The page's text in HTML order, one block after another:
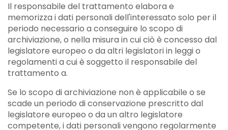
Il responsabile del trattamento elabora e
memorizza i dati personali dell'interessato solo per il
periodo necessario a conseguire lo scopo di
archiviazione, o nella misura in cui ciò è concesso dal
legislatore europeo o da altri legislatori in leggi o
regolamenti a cui è soggetto il responsabile del
trattamento a.
Se lo scopo di archiviazione non è applicabile o se
scade un periodo di conservazione prescritto dal
legislatore europeo o da un altro legislatore
competente, i dati personali vengono regolarmente